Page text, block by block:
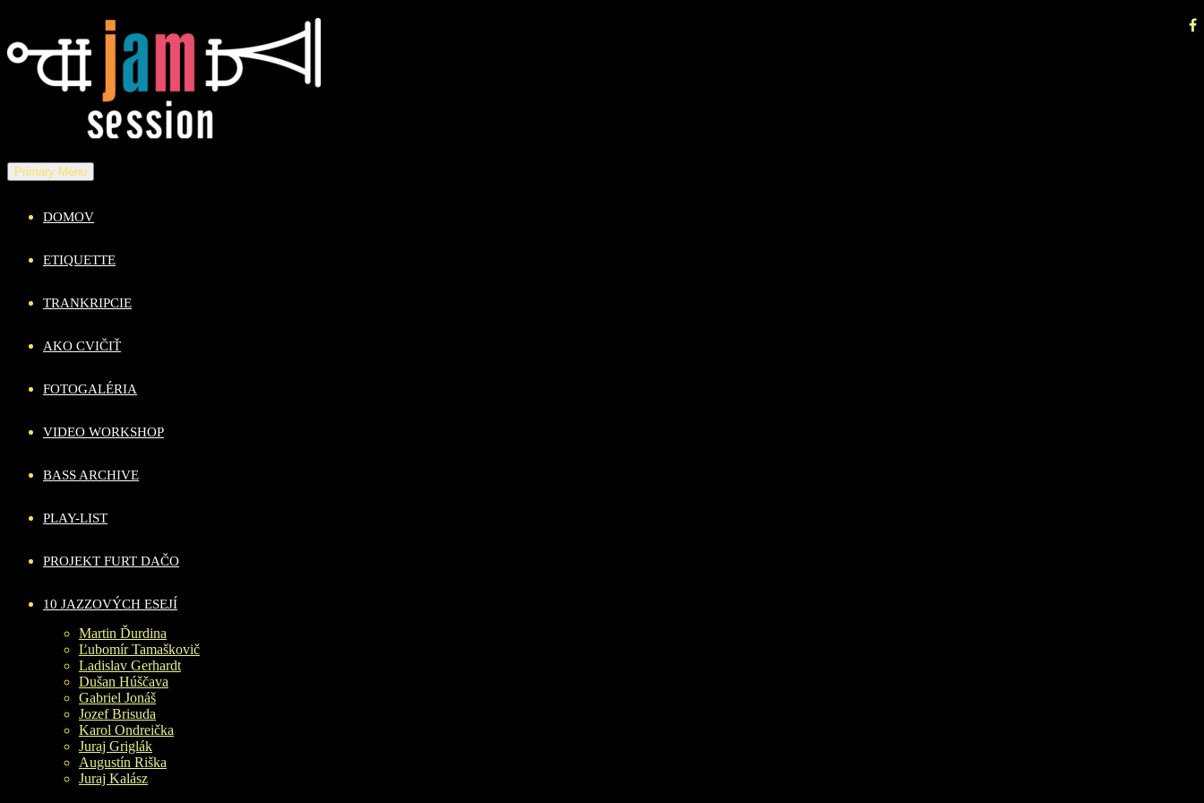
to
content
Primary Menu
DOMOV
ETIQUETTE
TRANKRIPCIE
AKO CVIČIŤ
FOTOGALÉRIA
VIDEO WORKSHOP
BASS ARCHIVE
PLAY-LIST
PROJEKT FURT DAČO
10 JAZZOVÝCH ESEJÍ
Martin Ďurdina
Ľubomír Tamaškovič
Ladislav Gerhardt
Dušan Húščava
Gabriel Jonáš
Jozef Brisuda
Karol Ondreička
Juraj Griglák
Augustín Riška
Juraj Kalász